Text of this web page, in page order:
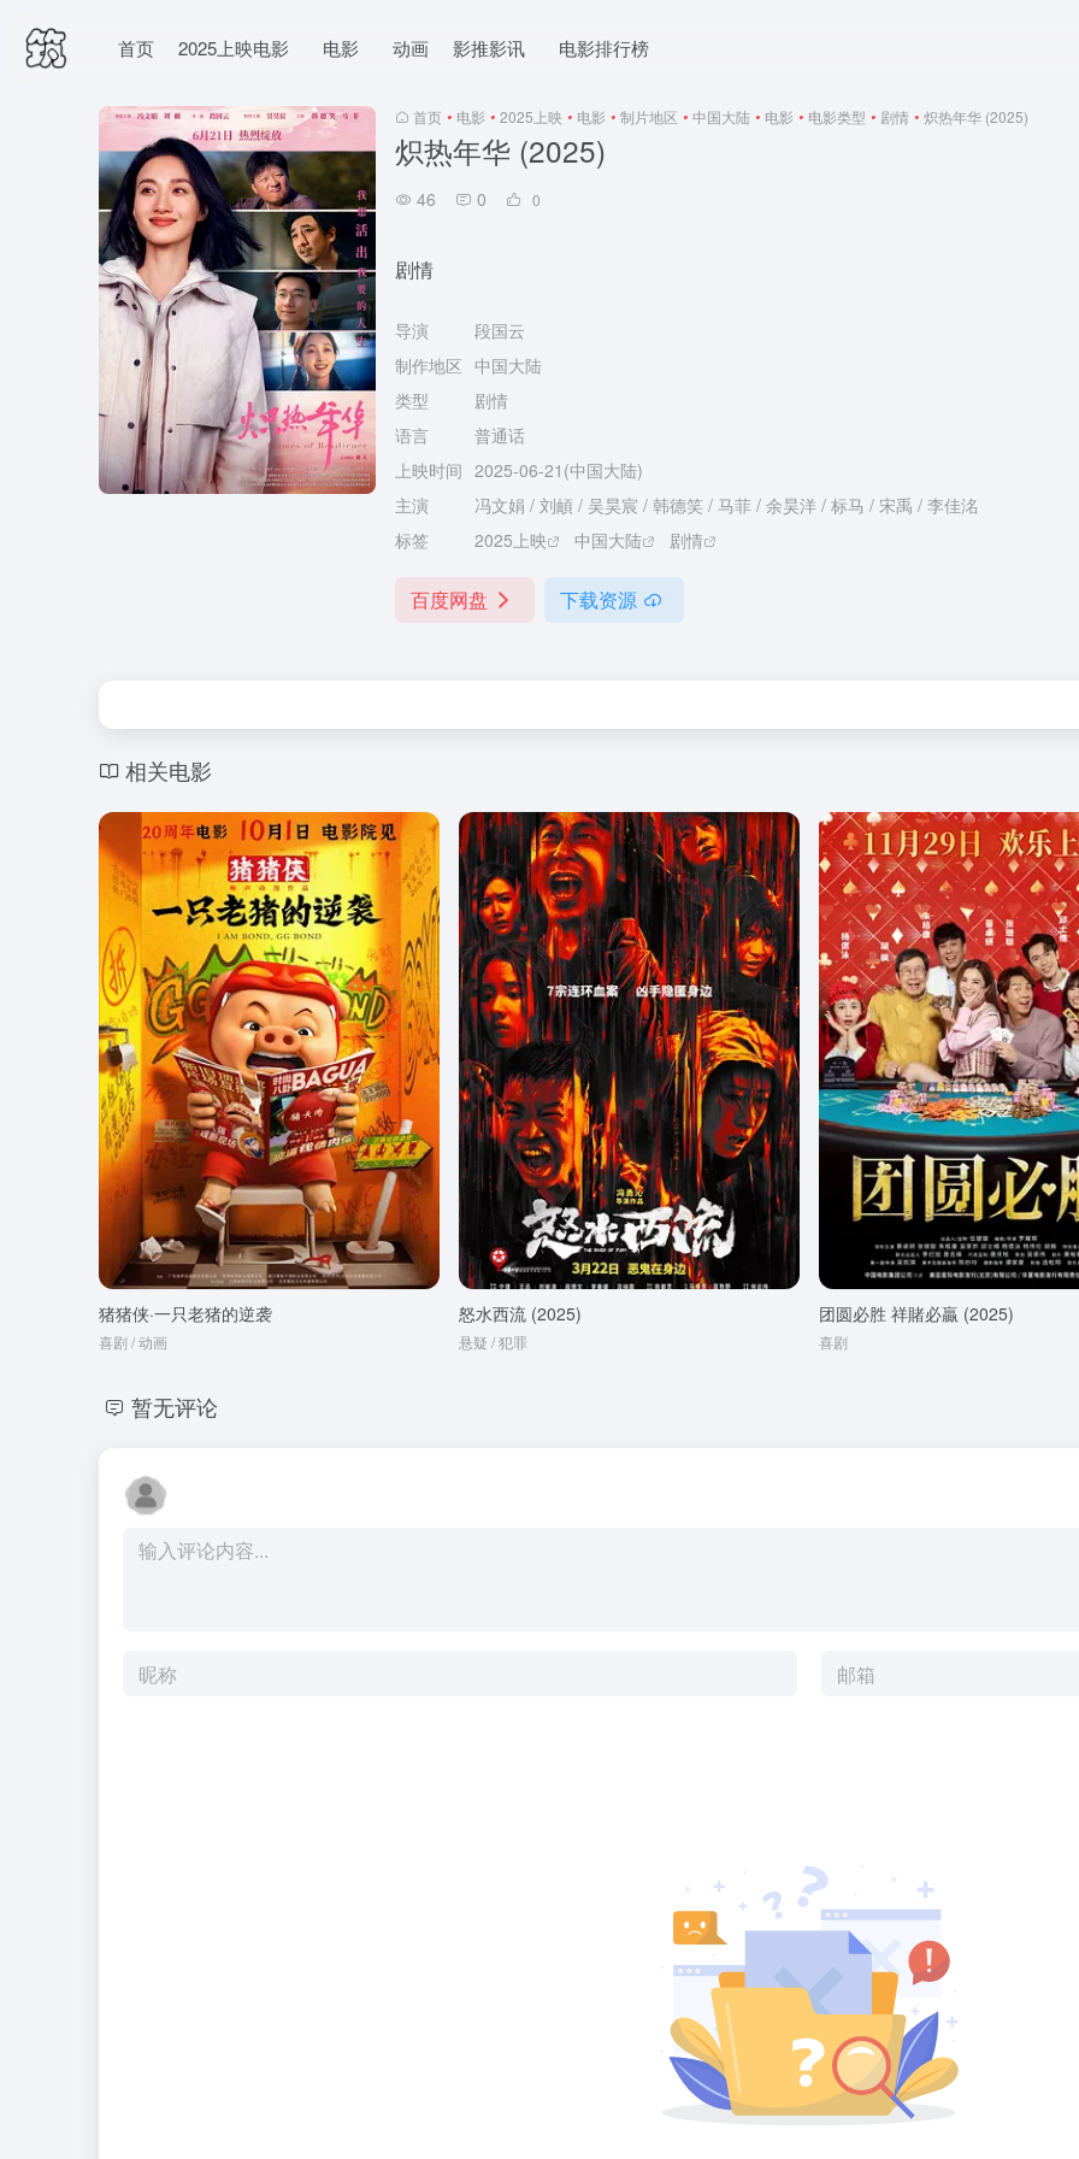
首页 2025上映电影 电影 动画 影推影讯 电影排行榜
首页 • 电影 • 2025上映 • 电影 • 制片地区 • 中国大陆 • 电影 • 电影类型 • 剧情 • 炽热年华 (2025)
炽热年华 (2025)
46 0 0
剧情
导演
段国云
制作地区 中国大陆
类型
剧情
语言
普通话
上映时间 2025-06-21(中国大陆)
主演
冯文娟 / 刘頔 / 吴昊宸 / 韩德笑 / 马菲 / 余昊洋 / 标马 / 宋禹 / 李佳洺
标签
2025上映 中国大陆 剧情
百度网盘 下载资源
相关电影
猪猪侠·一只老猪的逆袭
喜剧 / 动画
怒水西流 (2025)
悬疑 / 犯罪
团圆必胜 祥賭必贏 (2025)
喜剧
暂无评论